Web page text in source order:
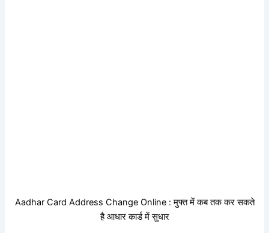
Aadhar Card Address Change Online : मुफ्त में कब तक कर सकते
है आधार कार्ड में सुधार